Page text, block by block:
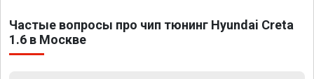
Частые вопросы про чип тюнинг Hyundai Creta
1.6 в Москве